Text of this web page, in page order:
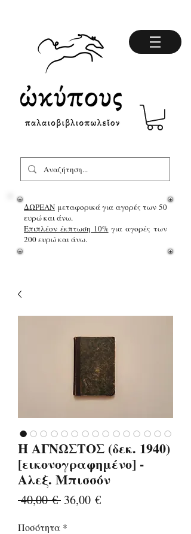
ΔΩΡΕΑΝ μεταφορικά για αγορές των 50
ευρώ και άνω.
Επιπλέον έκπτωση 10%για αγορές των
200 ευρώ και άνω.
Η ΑΓΝΩΣΤΟΣ (δεκ. 1940)
[εικονογραφημένο] -
Αλεξ. Μπισσόν
40,00 € Κανονική
36,00 €Τιμή
Ποσότητα *